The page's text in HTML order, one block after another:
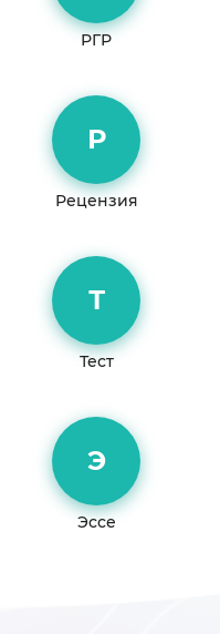
РГР
Р
Рецензия
Т
Тест
Э
Эссе